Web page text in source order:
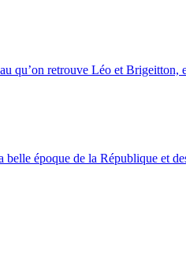
qu’on retrouve Léo et
époque de la République et